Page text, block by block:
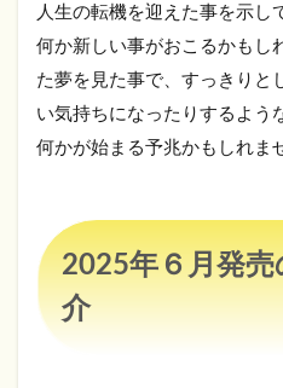
金
2.3
第
2686
回関
東・
東北
宝く
幸運
人生の転機を迎えた事を示し
何か新しい事がおこるかもし
た夢を見た事で、すっきりと
い気持ちになったりするよう
何かが始まる予兆かもしれま
2025年６月発
介